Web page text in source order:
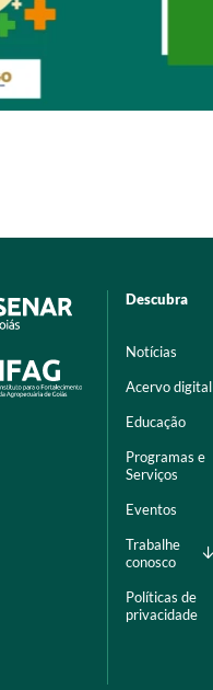
Descubra
Notícias
Acervo digital
Educação
Programas e
Serviços
Eventos
Trabalhe
conosco
Políticas de
privacidade